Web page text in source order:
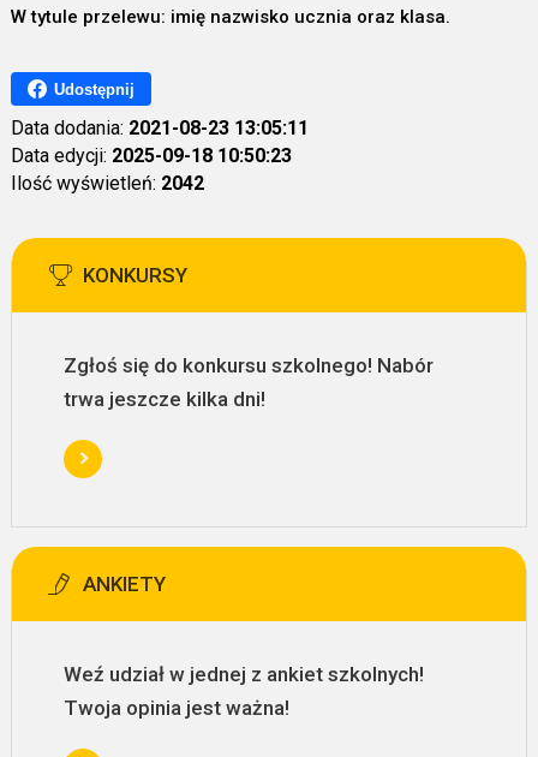
W tytule przelewu: imię nazwisko ucznia oraz klasa.
Udostępnij
Data dodania: 2021-08-23 13:05:11
Data edycji: 2025-09-18 10:50:23
Ilość wyświetleń: 2042
KONKURSY
Zgłoś się do konkursu szkolnego! Nabór
trwa jeszcze kilka dni!
ANKIETY
Weź udział w jednej z ankiet szkolnych!
Twoja opinia jest ważna!